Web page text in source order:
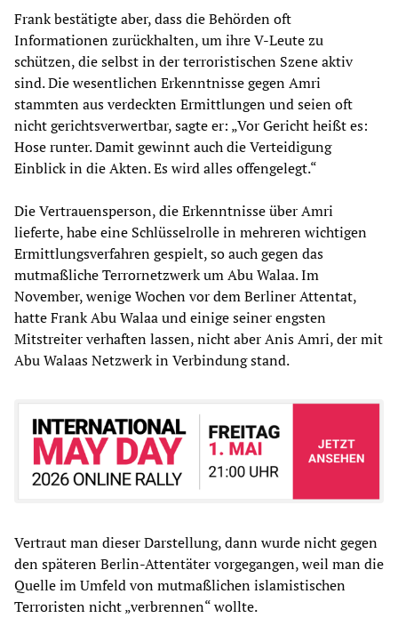
Frank bestätigte aber, dass die Behörden oft
Informationen zurückhalten, um ihre V-Leute zu
schützen, die selbst in der terroristischen Szene aktiv
sind. Die wesentlichen Erkenntnisse gegen Amri
stammten aus verdeckten Ermittlungen und seien oft
nicht gerichtsverwertbar, sagte er: „Vor Gericht heißt es:
Hose runter. Damit gewinnt auch die Verteidigung
Einblick in die Akten. Es wird alles offengelegt.“
Die Vertrauensperson, die Erkenntnisse über Amri
lieferte, habe eine Schlüsselrolle in mehreren wichtigen
Ermittlungsverfahren gespielt, so auch gegen das
mutmaßliche Terrornetzwerk um Abu Walaa. Im
November, wenige Wochen vor dem Berliner Attentat,
hatte Frank Abu Walaa und einige seiner engsten
Mitstreiter verhaften lassen, nicht aber Anis Amri, der mit
Abu Walaas Netzwerk in Verbindung stand.
Vertraut man dieser Darstellung, dann wurde nicht gegen
den späteren Berlin-Attentäter vorgegangen, weil man die
Quelle im Umfeld von mutmaßlichen islamistischen
Terroristen nicht „verbrennen“ wollte.